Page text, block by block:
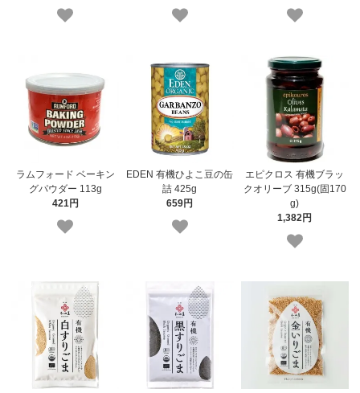
ラムフォード ベーキン
グパウダー 113g
421円
EDEN 有機ひよこ豆の缶
詰 425g
659円
エピクロス 有機ブラッ
クオリーブ 315g(固170
g)
1,382円